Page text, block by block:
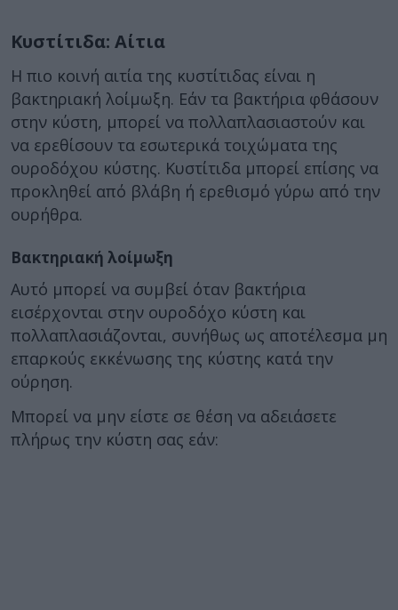
Κυστίτιδα: Αίτια
Η πιο κοινή αιτία της κυστίτιδας είναι η
βακτηριακή λοίμωξη. Εάν τα βακτήρια φθάσουν
στην κύστη, μπορεί να πολλαπλασιαστούν και
να ερεθίσουν τα εσωτερικά τοιχώματα της
ουροδόχου κύστης. Κυστίτιδα μπορεί επίσης να
προκληθεί από βλάβη ή ερεθισμό γύρω από την
ουρήθρα.
Βακτηριακή λοίμωξη
Αυτό μπορεί να συμβεί όταν βακτήρια
εισέρχονται στην ουροδόχο κύστη και
πολλαπλασιάζονται, συνήθως ως αποτέλεσμα μη
επαρκούς εκκένωσης της κύστης κατά την
ούρηση.
Μπορεί να μην είστε σε θέση να αδειάσετε
πλήρως την κύστη σας εάν: